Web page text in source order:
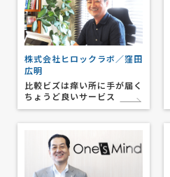
株式会社ヒロックラボ／窪田
広明
比較ビズは痒い所に手が届く
ちょうど良いサービス